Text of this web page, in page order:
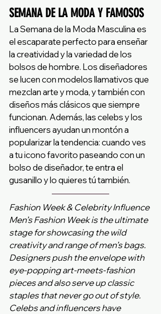
SEMANA DE LA MODA Y FAMOSOS
La Semana de la Moda Masculina es
el escaparate perfecto para enseñar
la creatividad y la variedad de los
bolsos de hombre. Los diseñadores
se lucen con modelos llamativos que
mezclan arte y moda, y también con
diseños más clásicos que siempre
funcionan. Además, las celebs y los
influencers ayudan un montón a
popularizar la tendencia: cuando ves
a tu icono favorito paseando con un
bolso de diseñador, te entra el
gusanillo y lo quieres tú también.
Fashion Week & Celebrity Influence
Men’s Fashion Week is the ultimate
stage for showcasing the wild
creativity and range of men’s bags.
Designers push the envelope with
eye‑popping art‑meets‑fashion
pieces and also serve up classic
staples that never go out of style.
Celebs and influencers have